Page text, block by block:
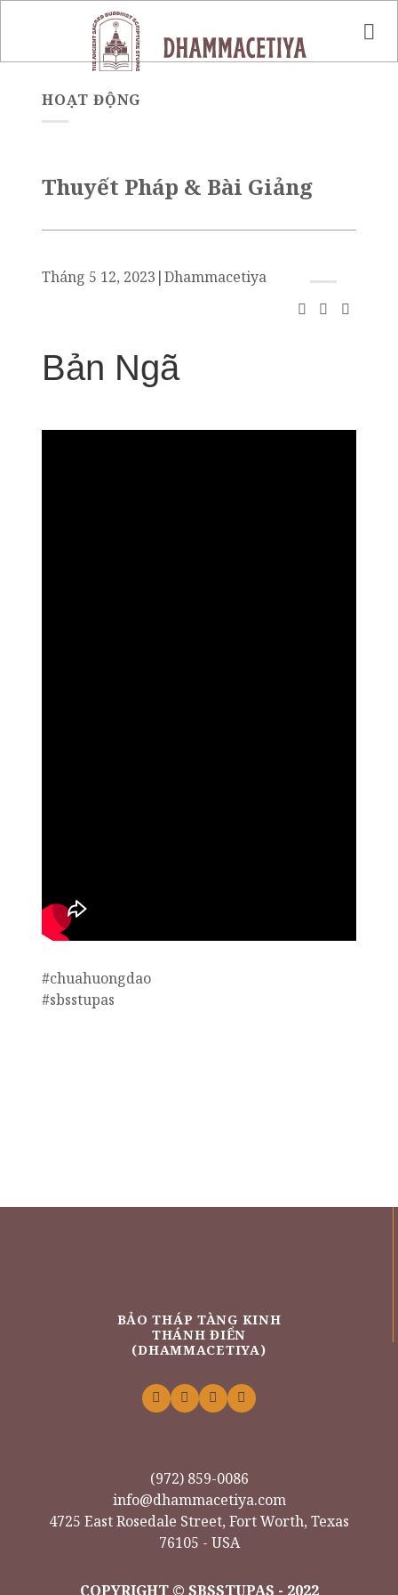
HOẠT ĐỘNG
Thuyết Pháp & Bài Giảng
Tháng 5 12, 2023 |Dhammacetiya
Bản Ngã
#chuahuongdao
#sbsstupas
BẢO THÁP TÀNG KINH
THÁNH ĐIỂN
(DHAMMACETIYA)
(972) 859-0086
info@dhammacetiya.com
4725 East Rosedale Street, Fort Worth, Texas
76105 - USA
COPYRIGHT © SBSSTUPAS - 2022